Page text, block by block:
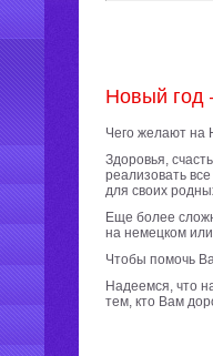
Новый год
Чего желают на
Здоровья,
реализовать
для своих
Еще более
на немецком
Чтобы помочь
Надеемся, что
тем, кто Вам